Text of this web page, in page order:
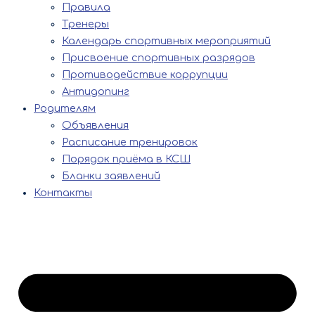
Правила
Тренеры
Календарь спортивных мероприятий
Присвоение спортивных разрядов
Противодействие коррупции
Антидопинг
Родителям
Объявления
Расписание тренировок
Порядок приёма в КСШ
Бланки заявлений
Контакты